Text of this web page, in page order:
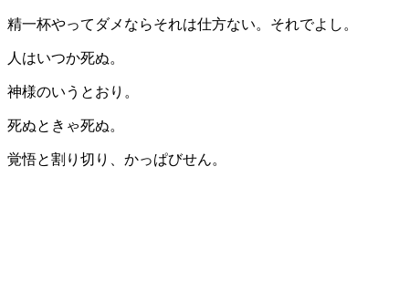
精一杯やってダメならそれは仕方ない。それでよし。
人はいつか死ぬ。
神様のいうとおり。
死ぬときゃ死ぬ。
覚悟と割り切り、かっぱびせん。